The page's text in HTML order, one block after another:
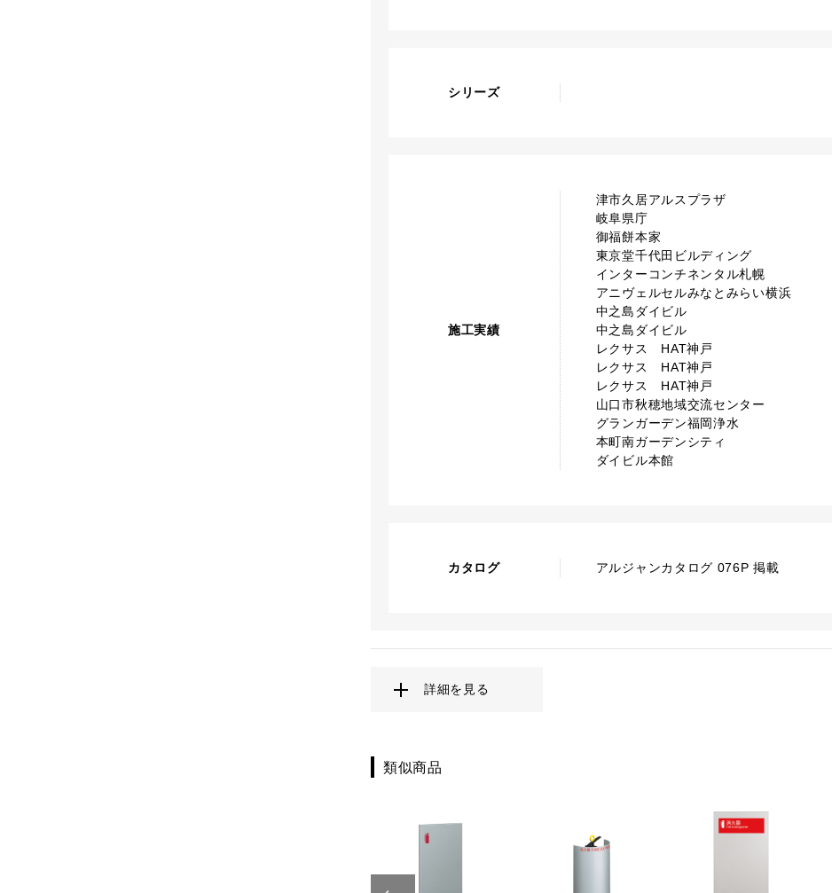
シリーズ
施工実績
津市久居アルスプラザ
岐阜県庁
御福餅本家
東京堂千代田ビルディング
インターコンチネンタル札幌
アニヴェルセルみなとみらい横浜
中之島ダイビル
中之島ダイビル
レクサス HAT神戸
レクサス HAT神戸
レクサス HAT神戸
山口市秋穂地域交流センター
グランガーデン福岡浄水
本町南ガーデンシティ
ダイビル本館
カタログ アルジャンカタログ 076P 掲載
詳細を見る
類似商品